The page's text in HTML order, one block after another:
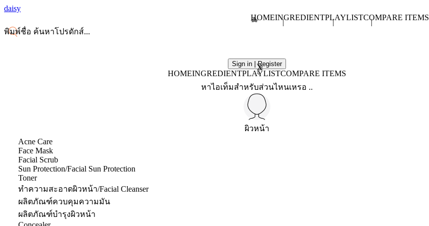
daisy
HOMEINGREDIENTPLAYLISTCOMPARE ITEMS
Sign in | Register
X
HOMEINGREDIENTPLAYLISTCOMPARE ITEMS
หาไอเท็มสำหรับส่วนไหนเหรอ ..
ผิวหน้า
Acne Care
Face Mask
Facial Scrub
Sun Protection/Facial Sun Protection
Toner
ทำความสะอาดผิวหน้า/Facial Cleanser
ผลิตภัณฑ์ควบคุมความมัน
ผลิตภัณฑ์บำรุงผิวหน้า